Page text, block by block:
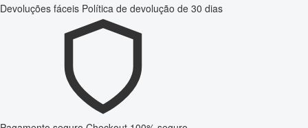
Devoluções fáceis Política de devolução de 30 dias